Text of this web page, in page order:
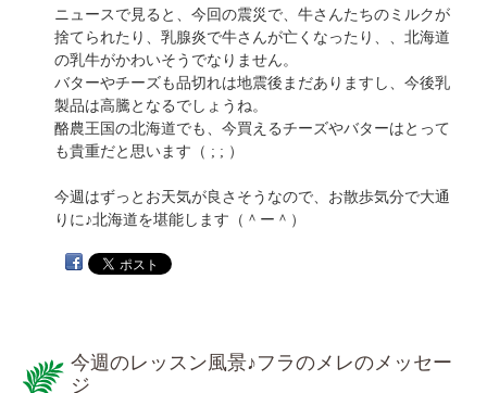
ニュースで見ると、今回の震災で、牛さんたちのミルクが
捨てられたり、乳腺炎で牛さんが亡くなったり、、北海道
の乳牛がかわいそうでなりません。
バターやチーズも品切れは地震後まだありますし、今後乳
製品は高騰となるでしょうね。
酪農王国の北海道でも、今買えるチーズやバターはとって
も貴重だと思います（ ; ; ）
今週はずっとお天気が良さそうなので、お散歩気分で大通
りに♪北海道を堪能します（＾ー＾）
今週のレッスン風景♪フラのメレのメッセー
ジ